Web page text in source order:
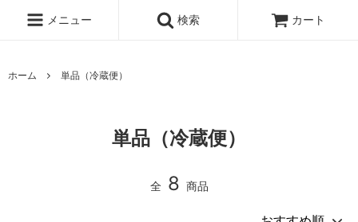
メニュー 検索 カート
ホーム 単品（冷蔵便）
単品（冷蔵便）
全 8 商品